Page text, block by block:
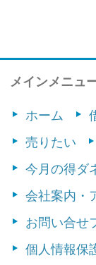
メインメニュ
ホーム
売りたい
今月の得ダ
会社案内・
お問い合せ
個人情報保